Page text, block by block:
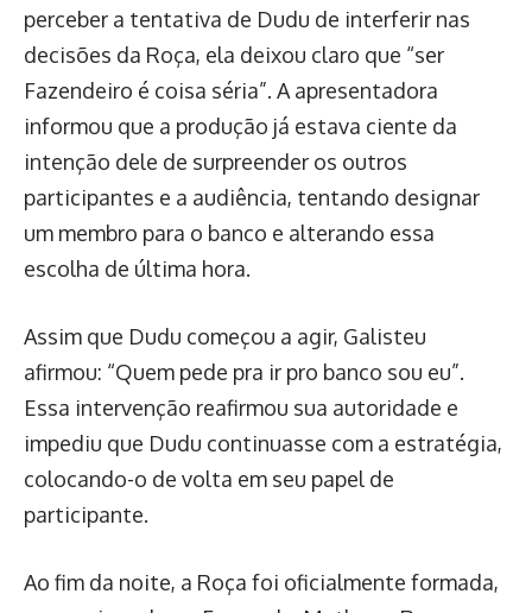
perceber a tentativa de Dudu de interferir nas
decisões da Roça, ela deixou claro que “ser
Fazendeiro é coisa séria”. A apresentadora
informou que a produção já estava ciente da
intenção dele de surpreender os outros
participantes e a audiência, tentando designar
um membro para o banco e alterando essa
escolha de última hora.
Assim que Dudu começou a agir, Galisteu
afirmou: “Quem pede pra ir pro banco sou eu”.
Essa intervenção reafirmou sua autoridade e
impediu que Dudu continuasse com a estratégia,
colocando-o de volta em seu papel de
participante.
Ao fim da noite, a Roça foi oficialmente formada,